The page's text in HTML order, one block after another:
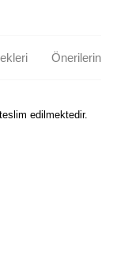
Önerileriniz
edilmektedir.